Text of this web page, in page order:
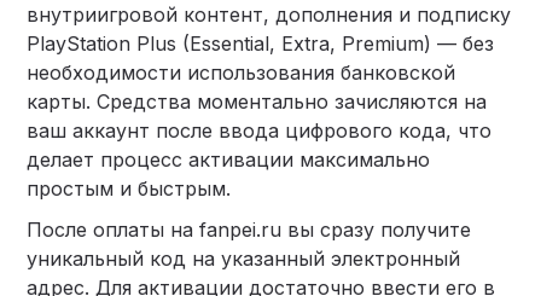
внутриигровой контент, дополнения и подписку
PlayStation Plus (Essential, Extra, Premium) — без
необходимости использования банковской
карты. Средства моментально зачисляются на
ваш аккаунт после ввода цифрового кода, что
делает процесс активации максимально
простым и быстрым.
После оплаты на fanpei.ru вы сразу получите
уникальный код на указанный электронный
адрес. Для активации достаточно ввести его в